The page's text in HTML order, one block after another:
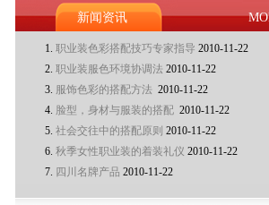
新闻资讯
1. 职业装色彩搭配技巧专家指导 2010-11-22
2. 职业装服色环境协调法 2010-11-22
3. 服饰色彩的搭配方法 2010-11-22
4. 脸型，身材与服装的搭配 2010-11-22
5. 社会交往中的搭配原则 2010-11-22
6. 秋季女性职业装的着装礼仪 2010-11-22
7. 四川名牌产品 2010-11-22